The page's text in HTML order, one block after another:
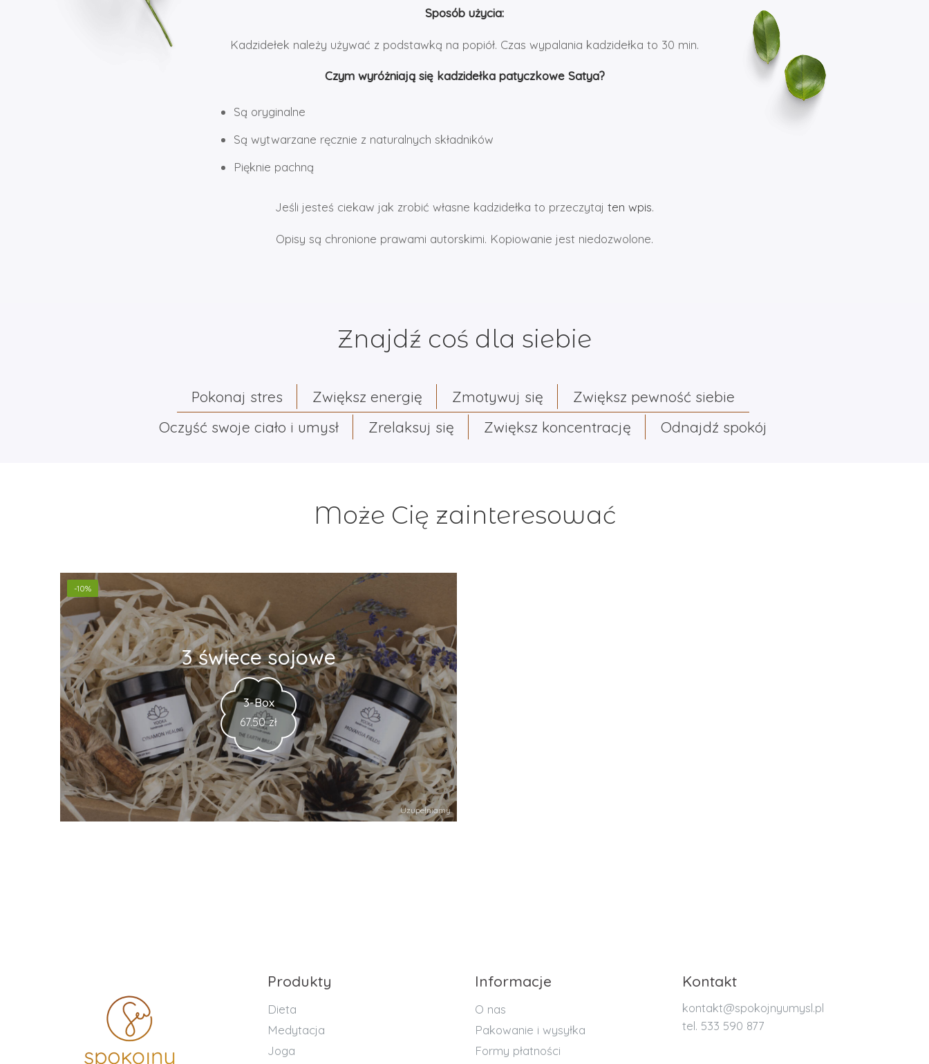
Sposób użycia:
Kadzidełek należy używać z podstawką na popiół. Czas wypalania kadzidełka to 30 min.
Czym wyróżniają się kadzidełka patyczkowe Satya?
Są oryginalne
Są wytwarzane ręcznie z naturalnych składników
Pięknie pachną
Jeśli jesteś ciekaw jak zrobić własne kadzidełka to przeczytaj ten wpis.
Opisy są chronione prawami autorskimi. Kopiowanie jest niedozwolone.
Znajdź coś dla siebie
Pokonaj stres Zwiększ energię Zmotywuj się
Zwiększ pewność siebie
Oczyść swoje ciało i umysł
Zrelaksuj się Zwiększ koncentrację Odnajdź spokój
Może Cię zainteresować
-10%
Uzupełniamy
3 świece sojowe
3-Box
67.50 zł
Produkty
Dieta
Medytacja
Joga
Informacje
O nas
Pakowanie i wysyłka
Formy płatności
Kontakt
kontakt@spokojnyumysl.pl
tel. 533 590 877